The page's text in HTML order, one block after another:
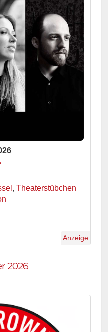
•
, Theaterstübchen
Anzeige
2026